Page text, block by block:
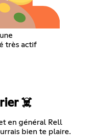
très actif
☠️
en général Rell
bien te plaire.